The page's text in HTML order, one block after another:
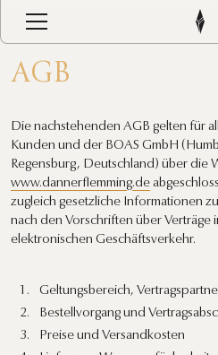
AGB
Die nachstehenden AGB gelten für
Kunden und der BOAS GmbH
Regensburg, Deutschland) über die
www.dannerflemming.de
zugleich gesetzliche Informationen
nach den Vorschriften über Verträge
elektronischen Geschäftsverkehr.
Geltungsbereich,
Bestellvorgang und
Preise und Versandkosten